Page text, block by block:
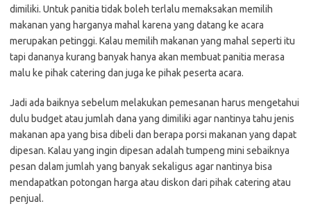
dimiliki. Untuk panitia tidak boleh terlalu memaksakan memilih
makanan yang harganya mahal karena yang datang ke acara
merupakan petinggi. Kalau memilih makanan yang mahal seperti itu
tapi dananya kurang banyak hanya akan membuat panitia merasa
malu ke pihak catering dan juga ke pihak peserta acara.
Jadi ada baiknya sebelum melakukan pemesanan harus mengetahui
dulu budget atau jumlah dana yang dimiliki agar nantinya tahu jenis
makanan apa yang bisa dibeli dan berapa porsi makanan yang dapat
dipesan. Kalau yang ingin dipesan adalah tumpeng mini sebaiknya
pesan dalam jumlah yang banyak sekaligus agar nantinya bisa
mendapatkan potongan harga atau diskon dari pihak catering atau
penjual.